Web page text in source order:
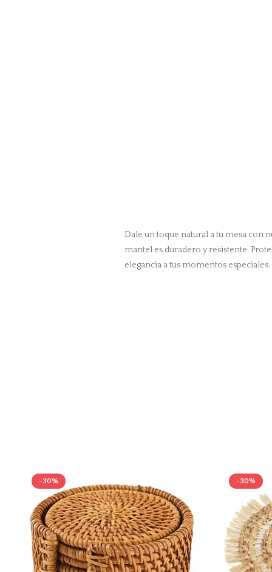
Dale un toque natural a tu mesa con
mantel es duradero y resistente.
elegancia a tus momentos especiales.
-30% -30%